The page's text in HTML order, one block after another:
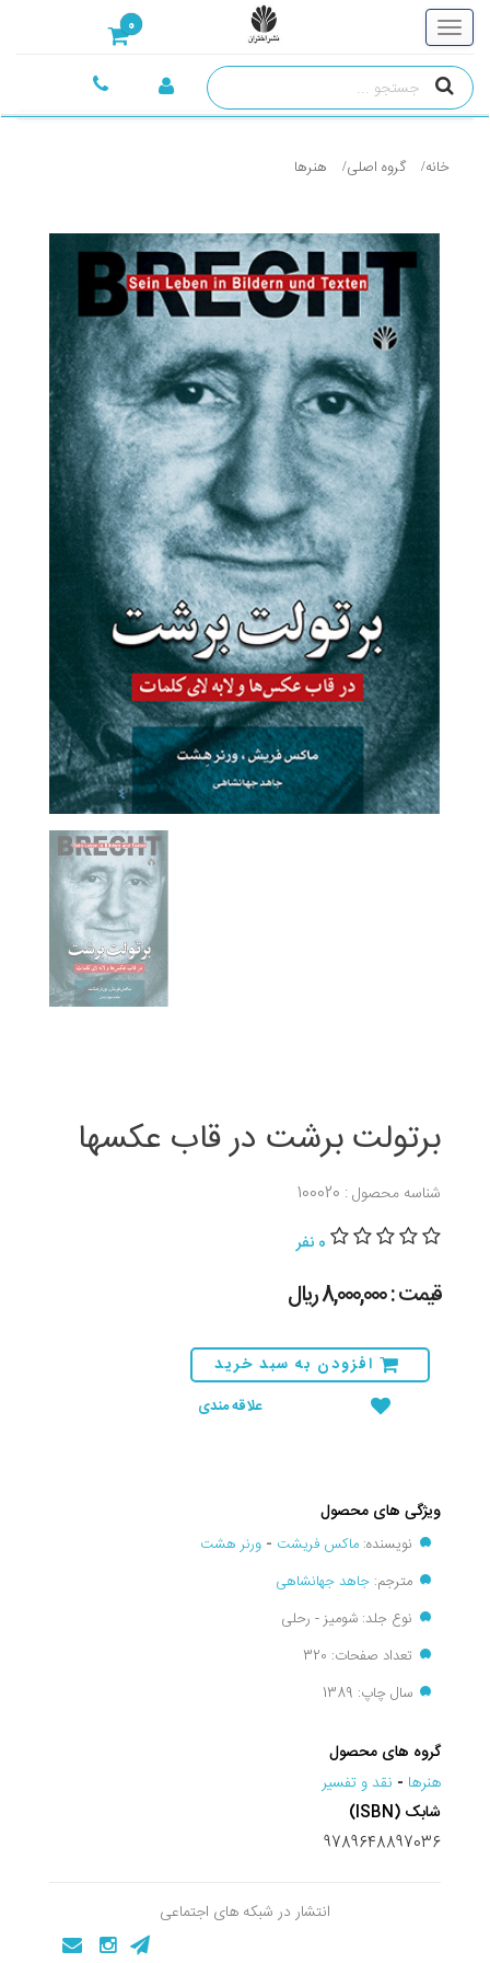
0
خانه گروه اصلی هنرها
برتولت برشت در قاب عکسها
شناسه محصول : 100020
0 نفر
قیمت : 8,000,000 ريال
افزودن به سبد خرید
علاقه مندی
ویژگی های محصول
نویسنده: ماکس فریشت - ورنر هشت
مترجم: جاهد جهانشاهی
نوع جلد: شومیز - رحلی
تعداد صفحات: 320
سال چاپ: 1389
گروه های محصول
هنرها - نقد و تفسير
شابک (ISBN)
9789648897036
انتشار در شبکه های اجتماعی